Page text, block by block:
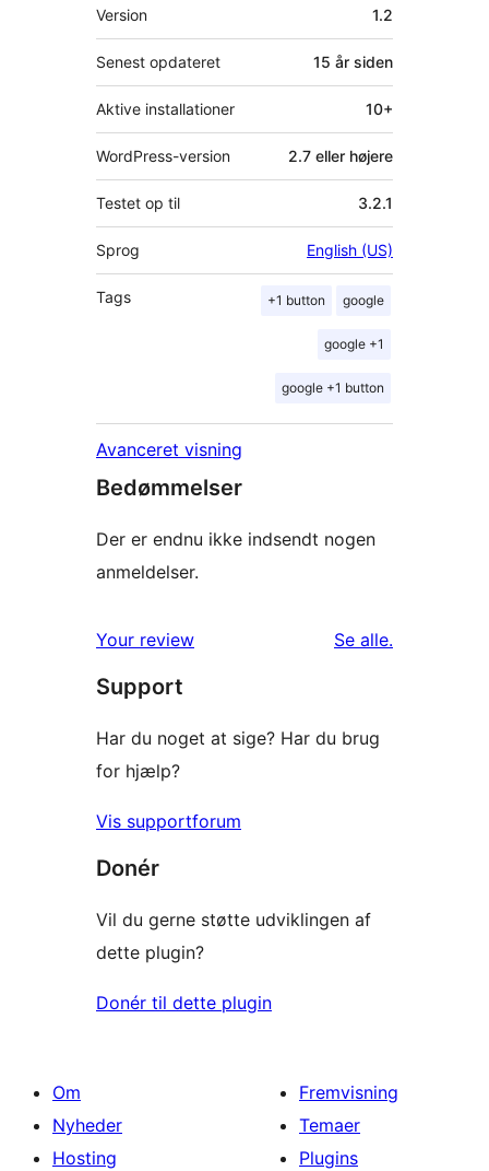
Meta
Version 1.2
Senest opdateret 15 år siden
Aktive installationer 10+
WordPress-version 2.7 eller højere
Testet op til 3.2.1
Sprog English (US)
Tags +1 button google
google +1
google +1 button
Avanceret visning
Bedømmelser
Der er endnu ikke indsendt nogen
anmeldelser.
Your review Se alleanmeldelser
.
Support
Har du noget at sige? Har du brug
for hjælp?
Vis supportforum
Donér
Vil du gerne støtte udviklingen af
dette plugin?
Donér til dette plugin
Om
Nyheder
Hosting
Fremvisning
Temaer
Plugins